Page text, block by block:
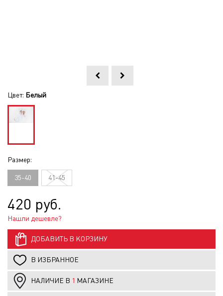
Цвет: Белый
Размер:
35-40 41-45
420 руб.
Нашли дешевле?
ДОБАВИТЬ В КОРЗИНУ
В ИЗБРАННОЕ
НАЛИЧИЕ В 1 МАГАЗИНЕ